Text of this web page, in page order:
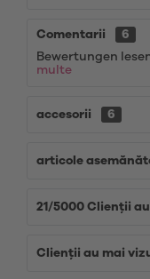
Comentarii
6
Bewertungen
multe
accesorii 6
articole
21/5000 Clienții
Clienții au mai